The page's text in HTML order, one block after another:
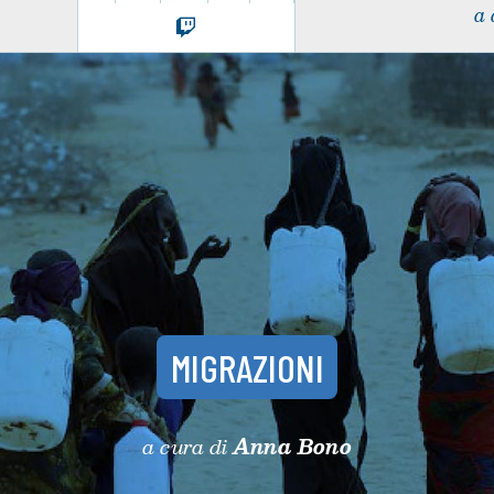
a
MIGRAZIONI
a cura diAnna Bono